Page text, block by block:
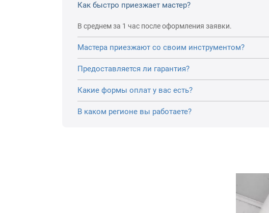
Как быстро приезжает мастер?
В среднем за 1 час после оформления заявки.
Мастера приезжают со своим инструментом?
Предоставляется ли гарантия?
Какие формы оплат у вас есть?
В каком регионе вы работаете?